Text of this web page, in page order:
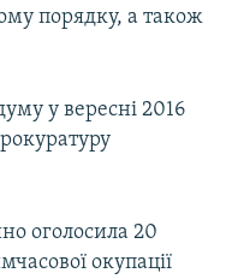
порядку, а також
у вересні 2016
оголосила 20
окупації